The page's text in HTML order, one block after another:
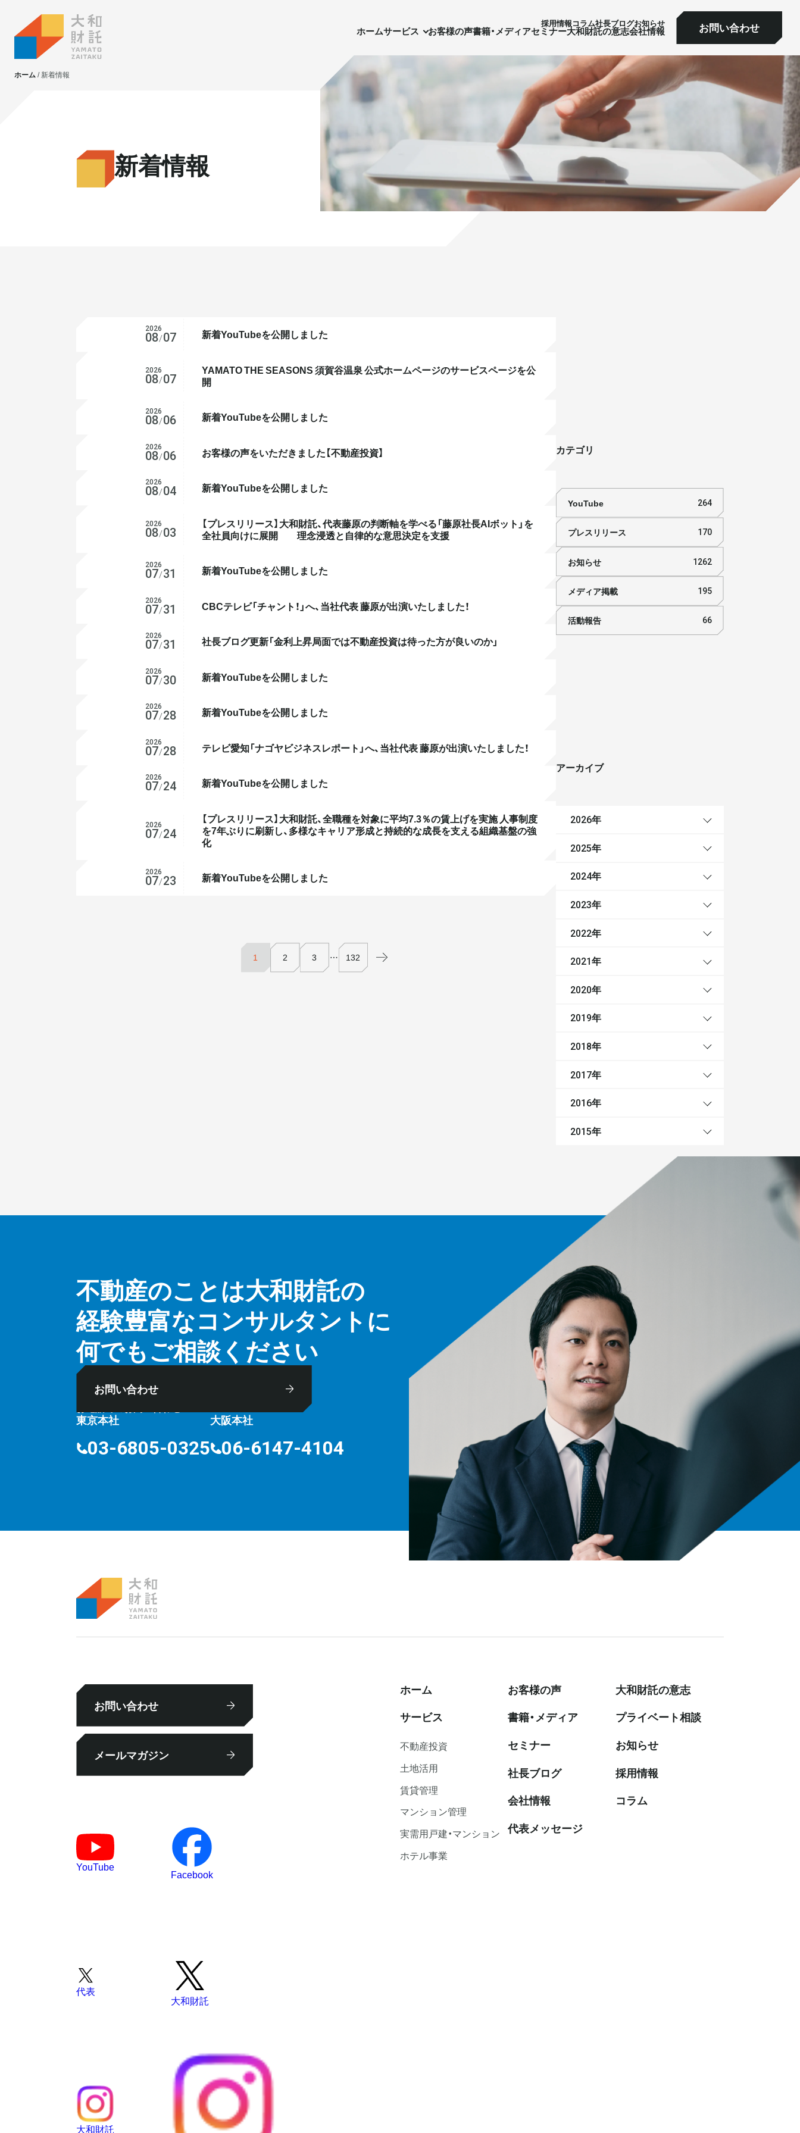
採⽤情報コラム社⻑ブログお知らせ
ホームサービス お客様の声書籍・メディアセミナー大和財託の意志会社情報 お問い合わせ
サービス一覧へ
不動産投資
実需用戸建・マンション
ホテル事業
大和財託独自の
サービス一覧へ
不動産投資
賃貸管理
実需用戸建・マンション
ホテル事業
ホーム サービス お客様の声書籍・メディアセミナー大和財託の意志会社情報 お問い合わせ
ホーム 新着情報
新着情報
2026
08/07 新着YouTubeを公開しました
2026
08/07
YAMATO THE SEASONS 須賀谷温泉 公式ホームページのサービスページを公
開
2026
08/06 新着YouTubeを公開しました
2026
08/06 お客様の声をいただきました【不動産投資】
2026
08/04 新着YouTubeを公開しました
2026
08/03
【プレスリリース】大和財託、代表藤原の判断軸を学べる「藤原社長AIボット」を
全社員向けに展開 理念浸透と自律的な意思決定を支援
2026
07/31 新着YouTubeを公開しました
2026
07/31 CBCテレビ「チャント！」へ、当社代表 藤原が出演いたしました！
2026
07/31 社長ブログ更新「金利上昇局面では不動産投資は待った方が良いのか」
2026
07/30 新着YouTubeを公開しました
2026
07/28 新着YouTubeを公開しました
2026
07/28 テレビ愛知「ナゴヤビジネスレポート」へ、当社代表 藤原が出演いたしました！
2026
07/24 新着YouTubeを公開しました
2026
07/24
【プレスリリース】大和財託、全職種を対象に平均7.3％の賃上げを実施​ 人事制度
を7年ぶりに刷新し、​多様なキャリア形成と持続的な成長を支える組織基盤の強
化​
2026
07/23 新着YouTubeを公開しました
1 2 3 … 132
カテゴリ
YouTube 264
プレスリリース 170
お知らせ 1262
メディア掲載 195
活動報告 66
アーカイブ
2026年
2025年
2024年
2023年
2022年
2021 年
2020年
2019年
2018年
2017年
2016年
2015年
不動産のことは大和財託の
経験豊富なコンサルタントに
何でもご相談ください
お問い合わせ
東京本社
03-6805-0325
大阪本社
06-6147-4104
ホーム
サービス
不動産投資
⼟地活⽤
賃貸管理
マンション管理
実需用戸建・マンション
ホテル事業
お客様の声
書籍・メディア
セミナー
社⻑ブログ
会社情報
代表メッセージ
大和財託の意志
プライベート相談
お知らせ
採⽤情報
コラム
お問い合わせ
メールマガジン
YouTube
Facebook
代表
大和財託
大和財託